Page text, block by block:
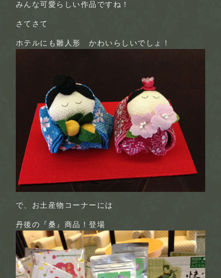
みんな可愛らしい作品ですね！
さてさて
ホテルにも雛人形 かわいらしいでしょ！
で、お土産物コーナーには
丹後の『桑』商品！登場